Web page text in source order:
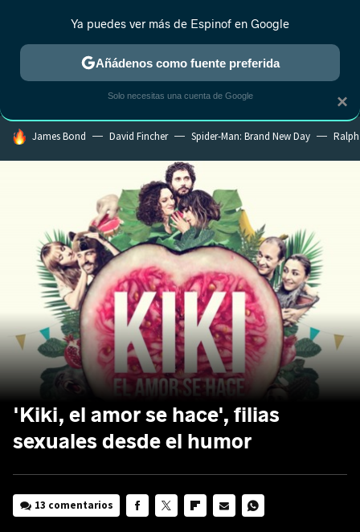
MENÚ NUEVO
ESTRENOS REALITY ANIME RANKINGS CINE
HOY SE HABLA DE
James Bond David Fincher Spider-Man: Brand New Day
'Kiki, el amor se hace', filias
sexuales desde el humor
13 comentarios
×
Ya puedes ver más de Espinof en Google
Añádenos como fuente preferida
Solo necesitas una cuenta de Google